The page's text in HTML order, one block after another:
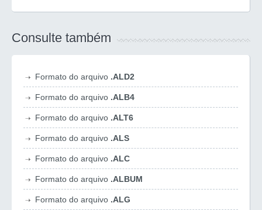
Consulte também
Formato do arquivo .ALD2
Formato do arquivo .ALB4
Formato do arquivo .ALT6
Formato do arquivo .ALS
Formato do arquivo .ALC
Formato do arquivo .ALBUM
Formato do arquivo .ALG